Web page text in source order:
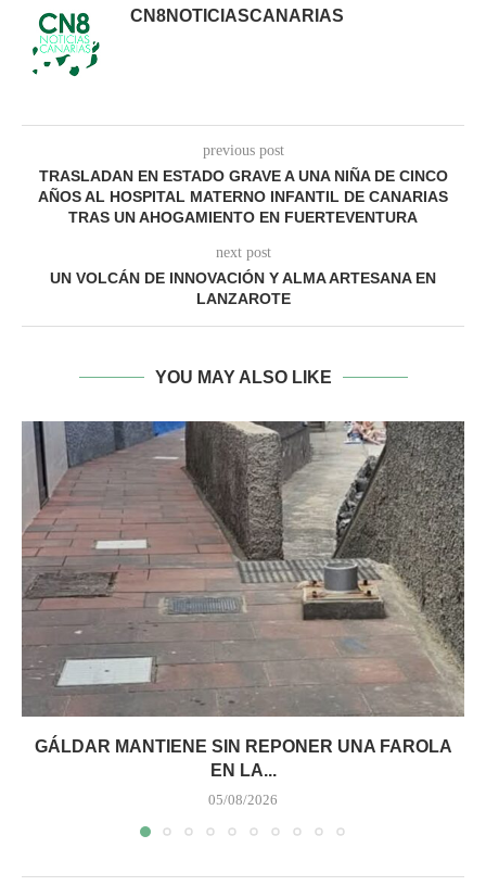
CN8NOTICIASCANARIAS
previous post
TRASLADAN EN ESTADO GRAVE A UNA NIÑA DE CINCO
AÑOS AL HOSPITAL MATERNO INFANTIL DE CANARIAS
TRAS UN AHOGAMIENTO EN FUERTEVENTURA
next post
UN VOLCÁN DE INNOVACIÓN Y ALMA ARTESANA EN
LANZAROTE
YOU MAY ALSO LIKE
GÁLDAR MANTIENE SIN REPONER UNA FAROLA
EN LA...
05/08/2026